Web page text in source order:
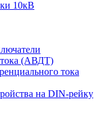
10кВ
тока (АВДТ)
тока
на DIN-рейку